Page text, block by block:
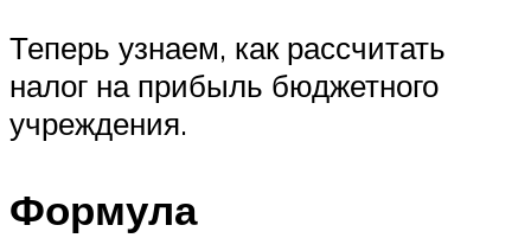
Теперь узнаем, как рассчитать
налог на прибыль бюджетного
учреждения.
Формула